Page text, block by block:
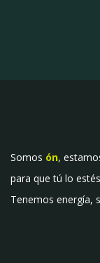
Somos ón,
para que tú lo
Tenemos energía,